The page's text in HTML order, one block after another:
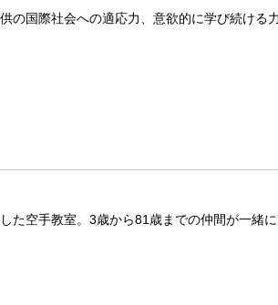
の国際社会への適応力、意欲的に学び続ける
た空手教室。3歳から81歳までの仲間が一緒